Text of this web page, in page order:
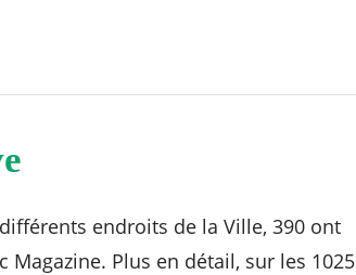
endroits de la Ville, 390 ont
Plus en détail, sur les 1025